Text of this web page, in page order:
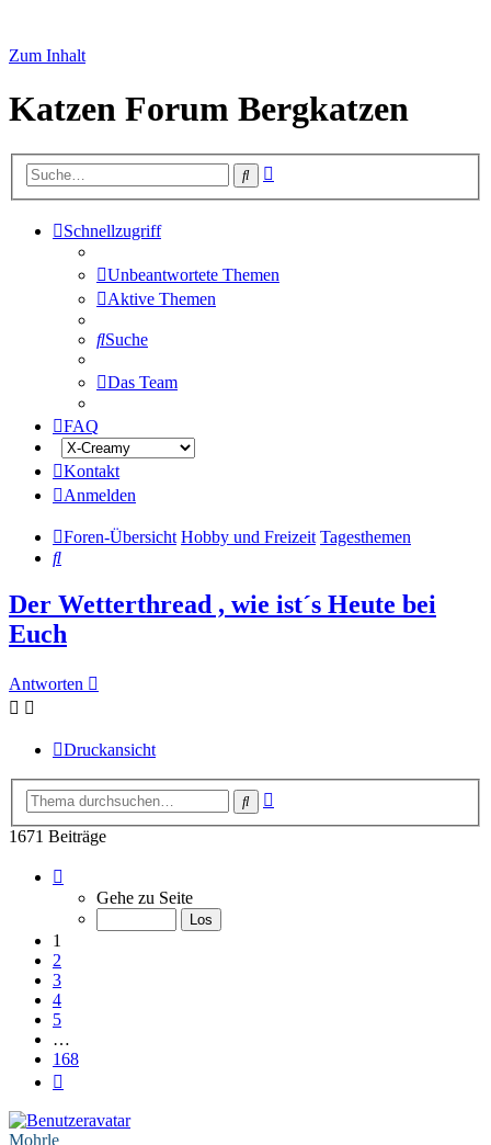
Zum Inhalt
Katzen Forum Bergkatzen
Suche
Schnellzugriff
Unbeantwortete Themen
Aktive Themen
Suche
Das Team
FAQ
Kontakt
Anmelden
Foren-Übersicht Hobby und Freizeit Tagesthemen
Suche
Der Wetterthread , wie ist´s Heute bei
Euch
Antworten
Druckansicht
Suche
1671 Beiträge
von
Gehe zu Seite
1
2
3
4
5
…
168
Mohrle